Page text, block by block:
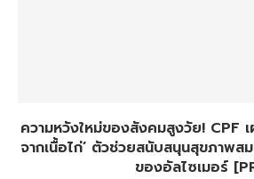
ความหวังใหม่ของสังคมสูงวัย! CPF
จากเนื้อไก่’ ตัวช่วยสนับสนุนสุขภาพส
ของอัลไซเมอร์